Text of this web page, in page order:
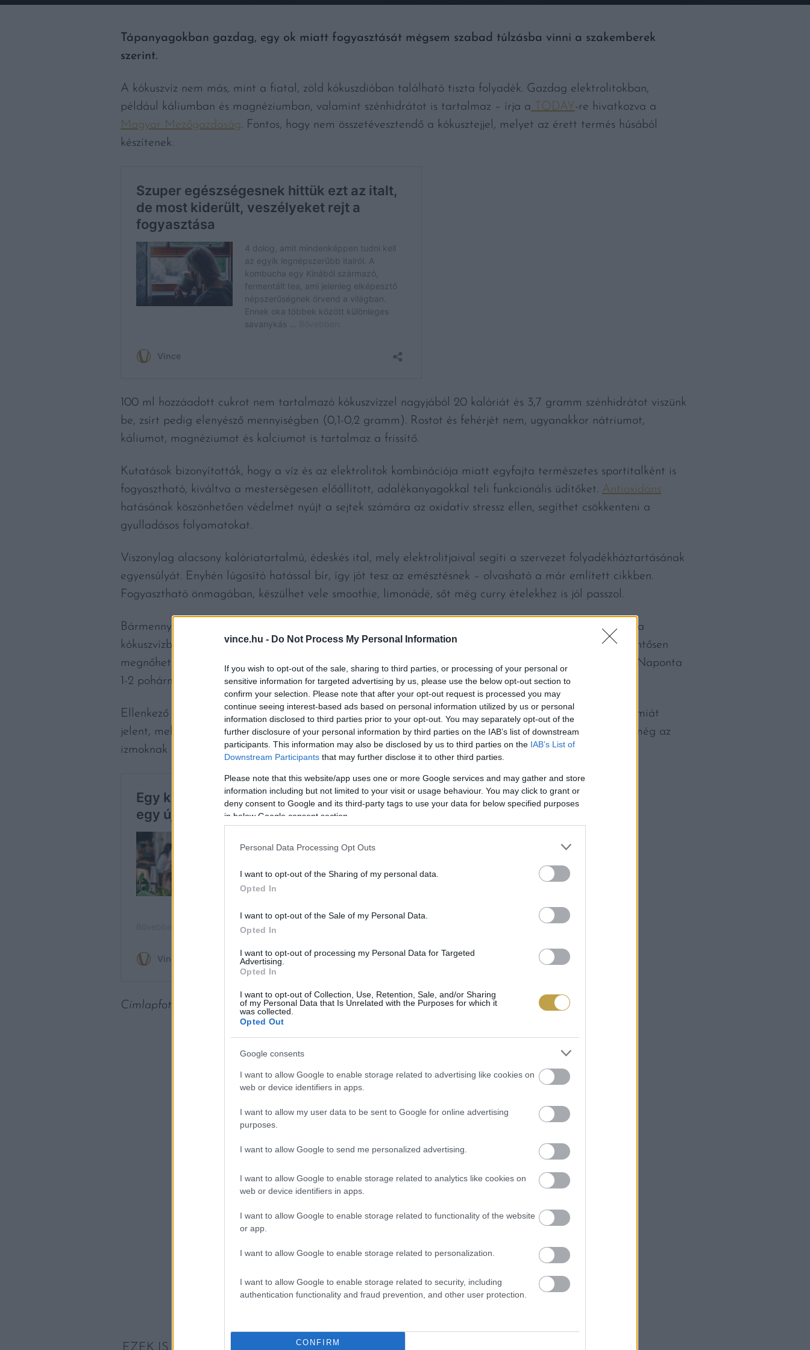
vince.hu - Do Not Process My Personal Information
If you wish to opt-out of the sale, sharing to third parties, or processing of your personal or
sensitive information for targeted advertising by us, please use the below opt-out section to
confirm your selection. Please note that after your opt-out request is processed you may
continue seeing interest-based ads based on personal information utilized by us or personal
information disclosed to third parties prior to your opt-out. You may separately opt-out of the
further disclosure of your personal information by third parties on the IAB’s list of downstream
participants. This information may also be disclosed by us to third parties on the IAB’s List of
Downstream Participants that may further disclose it to other third parties.
Please note that this website/app uses one or more Google services and may gather and store
information including but not limited to your visit or usage behaviour. You may click to grant or
deny consent to Google and its third-party tags to use your data for below specified purposes
in below Google consent section.
Personal Data Processing Opt Outs
I want to opt-out of the Sharing of my personal data.
Opted In
I want to opt-out of the Sale of my Personal Data.
Opted In
I want to opt-out of processing my Personal Data for Targeted
Advertising.
Opted In
I want to opt-out of Collection, Use, Retention, Sale, and/or Sharing
of my Personal Data that Is Unrelated with the Purposes for which it
was collected.
Opted Out
Google consents
I want to allow Google to enable storage related to advertising like cookies on
web or device identifiers in apps.
I want to allow my user data to be sent to Google for online advertising
purposes.
I want to allow Google to send me personalized advertising.
I want to allow Google to enable storage related to analytics like cookies on
web or device identifiers in apps.
I want to allow Google to enable storage related to functionality of the website
or app.
I want to allow Google to enable storage related to personalization.
I want to allow Google to enable storage related to security, including
authentication functionality and fraud prevention, and other user protection.
CONFIRM
Tápanyagokban gazdag, egy ok miatt fogyasztását mégsem szabad túlzásba vinni a szakemberek
szerint.
A kókuszvíz nem más, mint a fiatal, zöld kókuszdióban található tiszta folyadék. Gazdag elektrolitokban,
például káliumban és magnéziumban, valamint szénhidrátot is tartalmaz – írja a TODAY-re hivatkozva a
Magyar Mezőgazdaság. Fontos, hogy nem összetévesztendő a kókusztejjel, melyet az érett termés húsából
készítenek.
100 ml hozzáadott cukrot nem tartalmazó kókuszvízzel nagyjából 20 kalóriát és 3,7 gramm szénhidrátot viszünk
be, zsírt pedig elenyésző mennyiségben (0,1-0,2 gramm). Rostot és fehérjét nem, ugyanakkor nátriumot,
káliumot, magnéziumot és kalciumot is tartalmaz a frissítő.
Kutatások bizonyították, hogy a víz és az elektrolitok kombinációja miatt egyfajta természetes sportitalként is
fogyasztható, kiváltva a mesterségesen előállított, adalékanyagokkal teli funkcionális üdítőket. Antioxidáns
hatásának köszönhetően védelmet nyújt a sejtek számára az oxidatív stressz ellen, segíthet csökkenteni a
gyulladásos folyamatokat.
Viszonylag alacsony kalóriatartalmú, édeskés ital, mely elektrolitjaival segíti a szervezet folyadékháztartásának
egyensúlyát. Enyhén lúgosító hatással bír, így jót tesz az emésztésnek – olvasható a már említett cikkben.
Fogyasztható önmagában, készülhet vele smoothie, limonádé, sőt még curry ételekhez is jól passzol.
Bármennyire is jól hidratál, a szakértők szerint nem szabad a víz helyettesítőjeként tekinteni rá. Mivel a
kókuszvízben természetes módon előforduló cukrok, szénhidrátok is vannak, ha sokat iszunk belőle, jelentősen
megnőhet napi energiabevitelünk. Fogyasztható akár minden nap is, ám fontos, hogy csak mértékkel! Naponta
1-2 pohárnál többet nem ajánlott fogyasztani belőle.
Ellenkező esetben ugyanis túl sok elektrolit kerül a szervezetbe. Kálium esetében ez például hiperkalémiát
jelent, mely akkor alakul ki, amikor túl magas a vér káliumszintje. Ez pedig rosszat tesz a szívnek, sőt még az
izmoknak is. Akiknek magas a káliumszintjük, ne fogyasszanak kókuszvizet.
Címlapfotó: Manki Kim / Unsplash
EZEK IS ÉRDEKELHETNEK